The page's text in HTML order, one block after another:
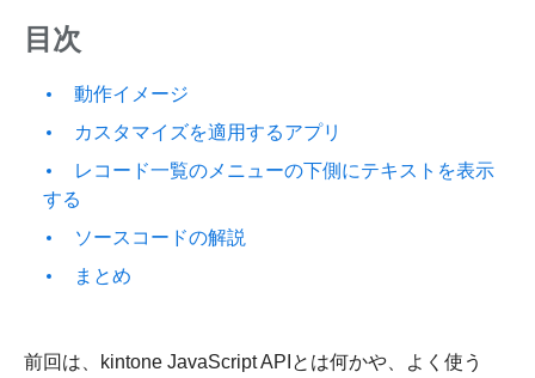
目次
動作イメージ
カスタマイズを適用するアプリ
レコード一覧のメニューの下側にテキストを表示
する
ソースコードの解説
まとめ
前回は、kintone JavaScript APIとは何かや、よく使う